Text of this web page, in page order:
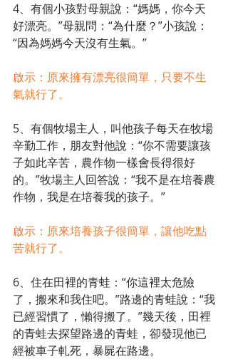
4、有個小孩對母親說：“媽媽，你今天
好漂亮。”母親問：“為什麼？”小孩說：
“因為媽媽今天沒有生氣。”
啟示：原來擁有漂亮很簡單，只要不生
氣就行了。
5、有個牧場主人，叫他孩子每天在牧場
辛勤工作，朋友對他說：“你不需要讓孩
子如此辛苦，農作物一樣會長得很好
的。”牧場主人回答說：“我不是在培養農
作物，我是在培養我的孩子。”
啟示：原來培養孩子很簡單，讓他吃點
苦就行了。
6、住在田裡的青蛙：“你這裡太危險
了，搬來和我住吧。”路邊的青蛙說：“我
已經習慣了，懶得搬了。”幾天後，田裡
的青蛙去探望路邊的青蛙，卻發現他已
經被車子軋死，暴屍在路邊。